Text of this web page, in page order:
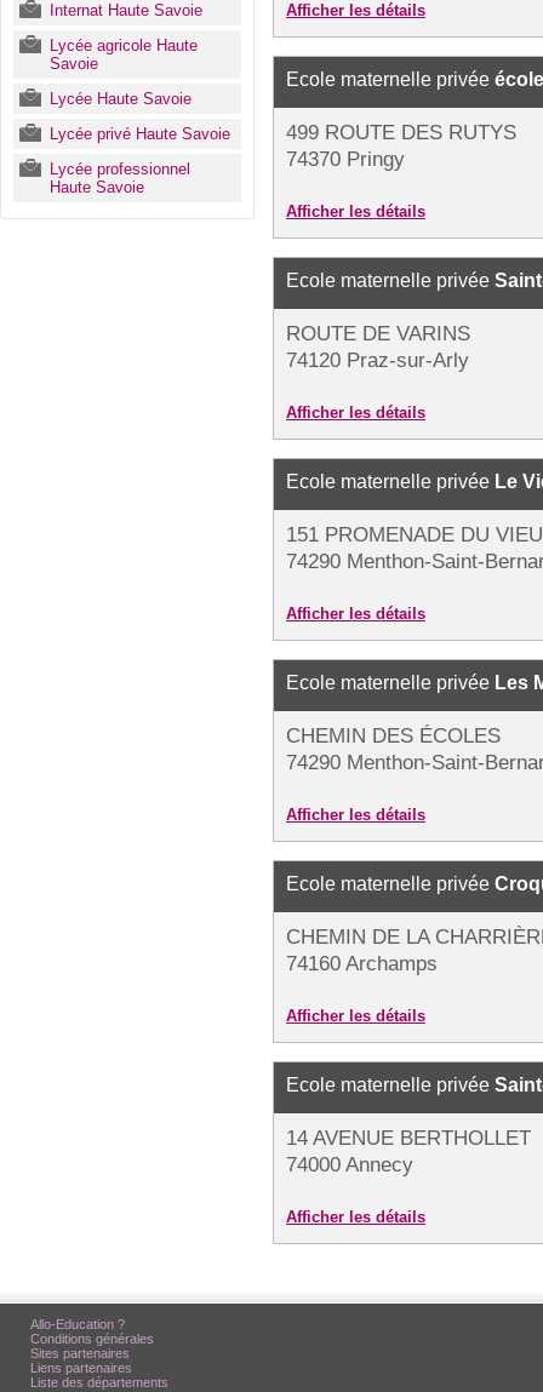
Internat Haute Savoie
Lycée agricole Haute
Savoie
Lycée Haute Savoie
Lycée privé Haute Savoie
Lycée professionnel
Haute Savoie
Afficher les détails
Ecole maternelle privée
499 ROUTE DES RUTYS
74370 Pringy
Afficher les détails
Ecole maternelle privée
ROUTE DE VARINS
74120 Praz-sur-Arly
Afficher les détails
Ecole maternelle privée Le
151 PROMENADE DU
74290 Menthon-Saint-
Afficher les détails
Ecole maternelle privée Les
CHEMIN DES ÉCOLES
74290 Menthon-Saint-
Afficher les détails
Ecole maternelle privée
CHEMIN DE LA
74160 Archamps
Afficher les détails
Ecole maternelle privée
14 AVENUE BERTHOLLET
74000 Annecy
Afficher les détails
Allo-Education ?
Conditions générales
Sites partenaires
Liens partenaires
Liste des départements